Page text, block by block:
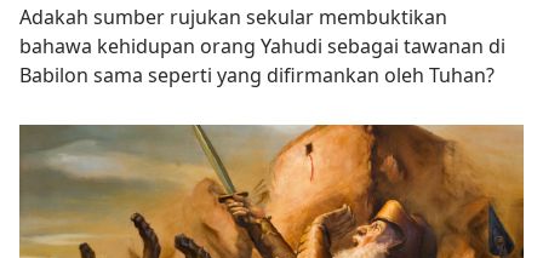
Adakah sumber rujukan sekular membuktikan
bahawa kehidupan orang Yahudi sebagai tawanan di
Babilon sama seperti yang difirmankan oleh Tuhan?